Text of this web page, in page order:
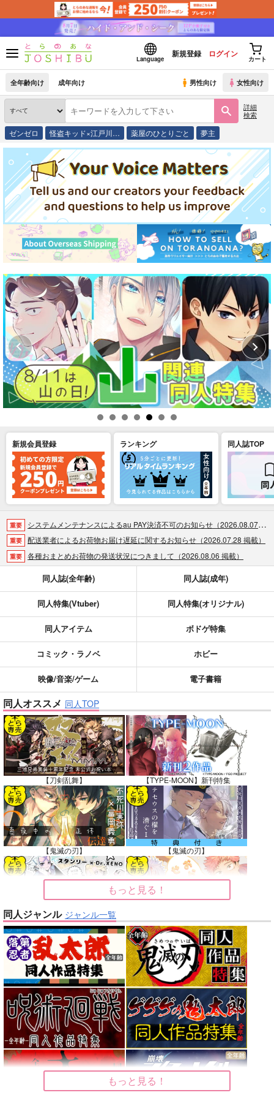
Language
新規登録 ログイン
カート
全年齢向け 成年向け 男性向け 女性向け
詳細
検索
ゼンゼロ 怪盗キッド×江戸川… 薬屋のひとりごと 夢主
新規会員登録 ランキング 同人誌TOP
重要 システムメンテナンスによるau PAY決済不可のお知らせ（2026.08.07 掲載）
重要 配送業者によるお荷物お届け遅延に関するお知らせ（2026.07.28 掲載）
重要 各種おまとめお荷物の発送状況につきまして（2026.08.06 掲載）
おまとめサイクル「定期便(月2)」一般会員様の利用再開のお知らせ（2026.02.05 掲載）
重要 「とらのあな×駿河屋日本橋乙女同人誌館」通販店頭受取サービス開始のお知らせ（2026.01.05 更新｜2025.12.30 掲載）
【2025/12/1より】「通販ポイント⇒とらコイン変換キャンペーン」終了のお知らせ（2025.11.21 掲載）
個人情報保護方針の改定について（2025.09.19 更新｜2025.08.01 掲載）
重要 ポイント付与・管理体制改定のお知らせ（2024.11.20 掲載）
全てのお知らせを見る
同人誌(全年齢) 同人誌(成年)
同人特集(Vtuber) 同人特集(オリジナル)
同人アイテム ボドゲ特集
コミック・ラノベ ホビー
映像/音楽/ゲーム 電子書籍
同人オススメ 同人TOP
【刀剣乱舞】 【TYPE-MOON】新刊特集
【鬼滅の刃】 【鬼滅の刃】
【Dr.STONE】 【呪術廻戦】
【オリジナル】 【東京卍リベンジャーズ】
【刀剣乱舞】 【僕のヒーローアカデミア】
もっと見る！
同人ジャンル ジャンル一覧
もっと見る！